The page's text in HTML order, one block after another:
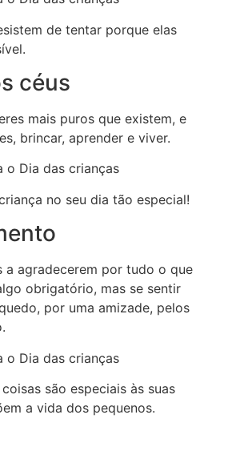
de tentar porque elas
céus
mais puros que existem, e
brincar, aprender e viver.
no seu dia tão especial!
a agradecerem por tudo o que
obrigatório, mas se sentir
por uma amizade, pelos
são especiais às suas
a vida dos pequenos.